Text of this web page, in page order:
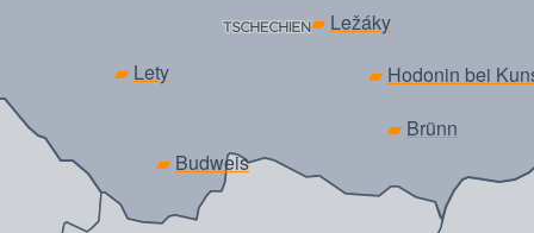
▰ Brünn
▰ Ležáky
▰ Lety ▰ Hodonin bei
▰ Budweis